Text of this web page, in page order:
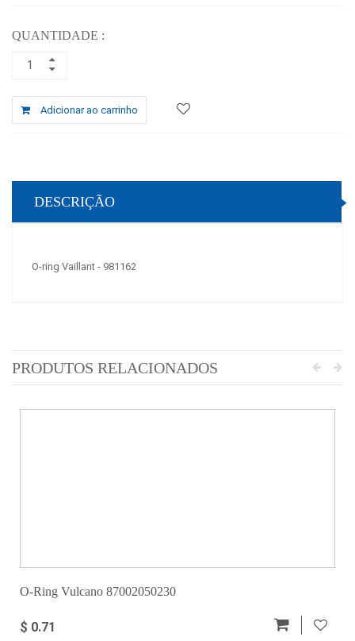
QUANTIDADE :
Adicionar ao carrinho
DESCRIÇÃO
O-ring Vaillant - 981162
PRODUTOS RELACIONADOS
O-Ring Vulcano 87002050230
$ 0.71